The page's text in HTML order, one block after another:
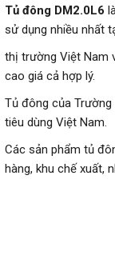
Tủ đông DM2.0L6
sử dụng nhiều nhất
thị trường Việt Nam
cao giá cả hợp lý.
Tủ đông của
tiêu dùng Việt Nam.
Các sản phẩm tủ
hàng, khu chế xuất,